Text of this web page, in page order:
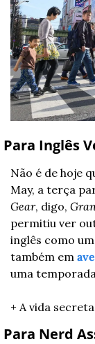
Para Inglês
Não é de hoje
May, a terça
Gear, digo,
permitiu ver
inglês como um
também em
uma
+ A vida
Para Nerd